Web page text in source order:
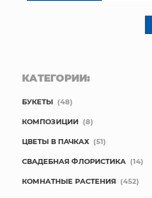
КАТЕГОРИИ:
БУКЕТЫ (48)
КОМПОЗИЦИИ (8)
ЦВЕТЫ В ПАЧКАХ (51)
СВАДЕБНАЯ ФЛОРИСТИКА (14)
КОМНАТНЫЕ РАСТЕНИЯ (452)